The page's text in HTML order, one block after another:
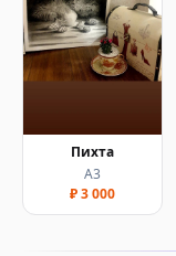
Пихта
А3
₽ 3 000